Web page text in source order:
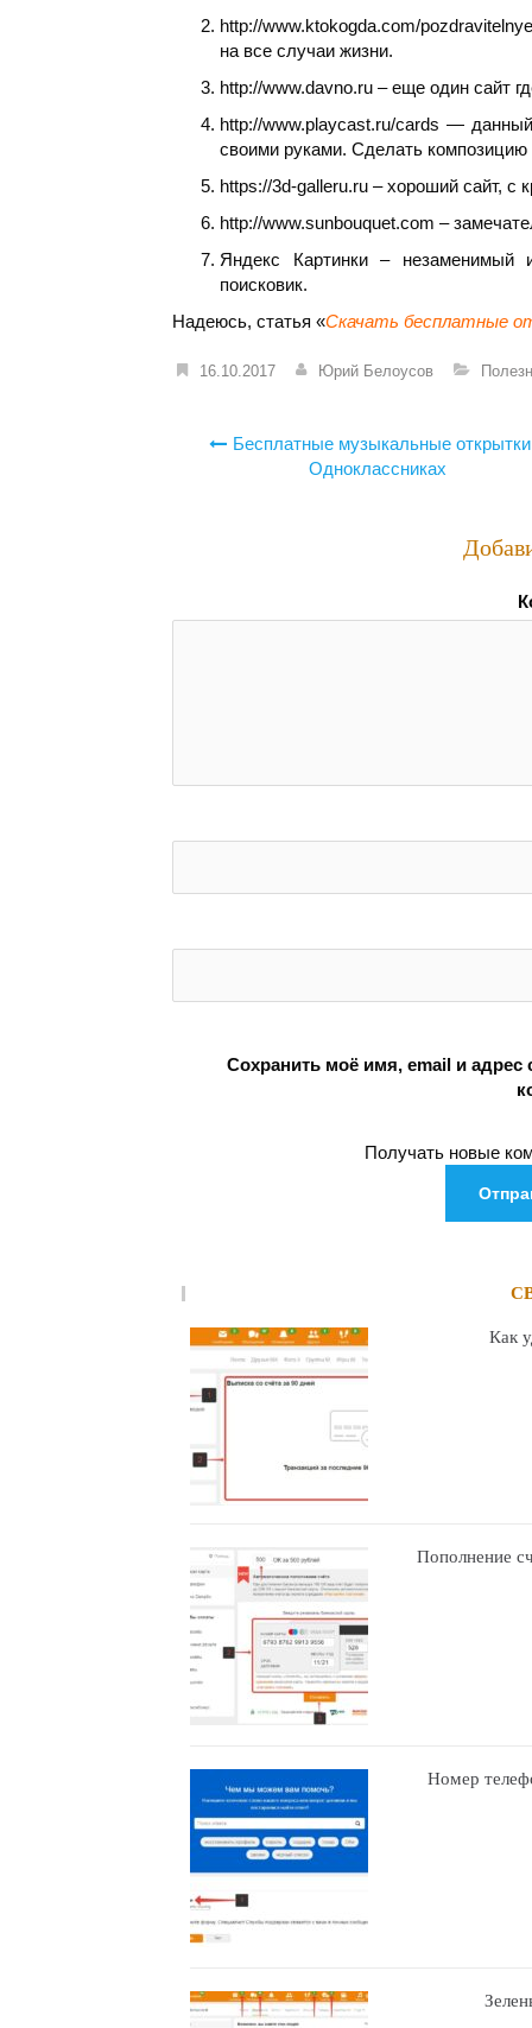
http://www.ktokogda.com/
на все случаи жизни.
http://www.davno.ru – еще один сайт
http://www.playcast.ru/cards —
своими руками. Сделать композицию
https://3d-galleru.ru – хороший сайт, с
http://www.sunbouquet.com –
Яндекс Картинки – незаменимый
поисковик.
Надеюсь, статья «Скачать бесплатные
16.10.2017 Юрий Белоусов
Навигация
Бесплатные музыкальные
Одноклассниках
Сохранить моё имя, email и
Получать новые
Как
Пополнение
Номер